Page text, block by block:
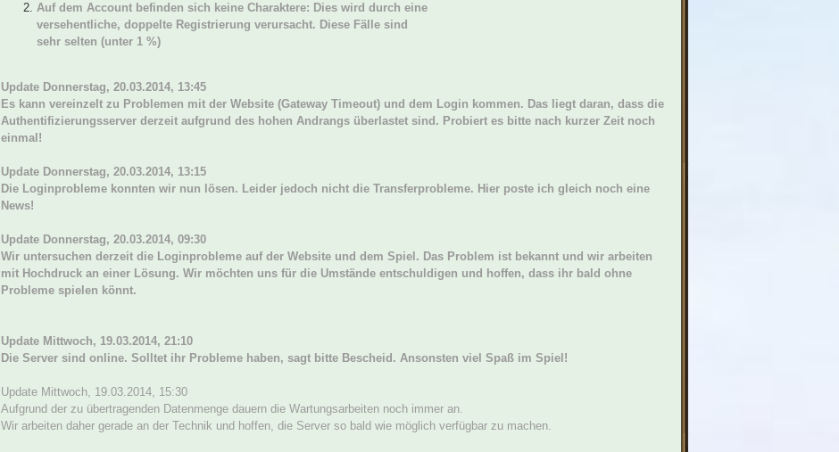
Auf dem Account befinden sich keine Charaktere: Dies wird durch eine
versehentliche, doppelte Registrierung verursacht. Diese Fälle sind
sehr selten (unter 1 %)
Update Donnerstag, 20.03.2014, 13:45
Es kann vereinzelt zu Problemen mit der Website (Gateway Timeout) und dem Login kommen. Das liegt daran, dass die
Authentifizierungsserver derzeit aufgrund des hohen Andrangs überlastet sind. Probiert es bitte nach kurzer Zeit noch
einmal!
Update Donnerstag, 20.03.2014, 13:15
Die Loginprobleme konnten wir nun lösen. Leider jedoch nicht die Transferprobleme. Hier poste ich gleich noch eine
News!
Update Donnerstag, 20.03.2014, 09:30
Wir untersuchen derzeit die Loginprobleme auf der Website und dem Spiel. Das Problem ist bekannt und wir arbeiten
mit Hochdruck an einer Lösung. Wir möchten uns für die Umstände entschuldigen und hoffen, dass ihr bald ohne
Probleme spielen könnt.
Update Mittwoch, 19.03.2014, 21:10
Die Server sind online. Solltet ihr Probleme haben, sagt bitte Bescheid. Ansonsten viel Spaß im Spiel!
Update Mittwoch, 19.03.2014, 15:30
Aufgrund der zu übertragenden Datenmenge dauern die Wartungsarbeiten noch immer an.
Wir arbeiten daher gerade an der Technik und hoffen, die Server so bald wie möglich verfügbar zu machen.